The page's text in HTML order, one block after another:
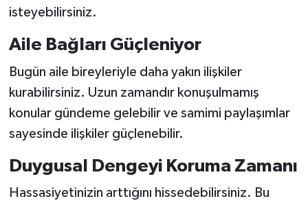
isteyebilirsiniz.
Aile Bağları Güçleniyor
Bugün aile bireyleriyle daha yakın ilişkiler
kurabilirsiniz. Uzun zamandır konuşulmamış
konular gündeme gelebilir ve samimi paylaşımlar
sayesinde ilişkiler güçlenebilir.
Duygusal Dengeyi Koruma Zamanı
Hassasiyetinizin arttığını hissedebilirsiniz. Bu